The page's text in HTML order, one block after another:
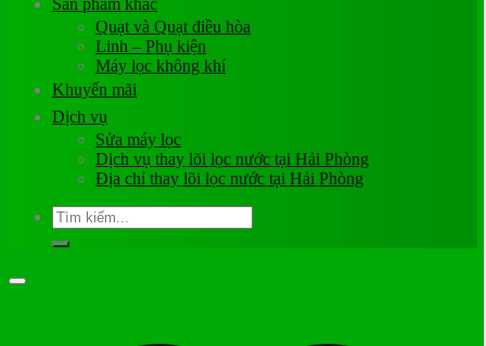
Sản phẩm khác
Quạt và Quạt điều hòa
Linh – Phụ kiện
Máy lọc không khí
Khuyến mãi
Dịch vụ
Sửa máy lọc
Dịch vụ thay lõi lọc nước tại Hải Phòng
Địa chỉ thay lõi lọc nước tại Hải Phòng
Tìm
kiếm: